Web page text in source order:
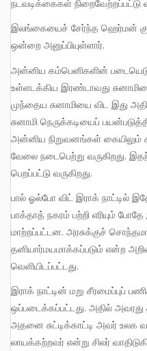
நடவடிக்கைகள் நிறைவேற்றப்பட்டு
இலங்கையைச் சேர்ந்த ஹெர்மன் குமாரா பின்வரும் மின்னஞ்சல் செய்தி
ஒன்றை அனுப்பியுள்ளார்.
அன்னிய கம்பெனிகளின் படையெடுப்பு, ராணுவமயமாக்கல் ஆகியவற்றை
உள்ளடக்கிய இரண்டாவது
முந்தைய சுனாமியை விட இது
சுனாமி நெருக்கடியைப்
அன்னிய நிறுவனங்கள் கையிலும்
வேலை நடைபெற்று வருகிறது.
பெறப்பட்டு வருகிறது.
பால் ஓல்போ விட் இராக் நாட்டில் இதே வேலையைத் தான் செய்தார்.
பாக்தாத் நகரம் பற்றி எரியும்
மாற்றப்பட்டன. அரசுக்குச்
தனியார்மயமாக்கப்படும் என்ற
வெளியிடப்பட்டது.
இராக் நாட்டின் மறு சீரமைப்புப் பணிக்கான பொறுப்பு ஓல் போவிட் இடம்
ஒப்படைக்கப்பட்டது. அதில்
அதனை சுட்டிக்காட்டி அவர் உலக
லாயக்கற்றவர் என்று சிலர்